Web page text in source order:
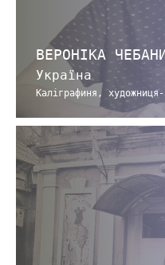
ВЕРОНІКА
Україна
Каліграфиня,